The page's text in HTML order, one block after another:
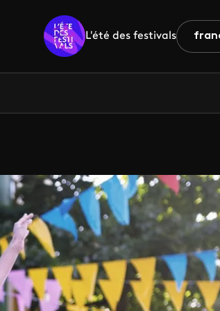
L'été des festivals